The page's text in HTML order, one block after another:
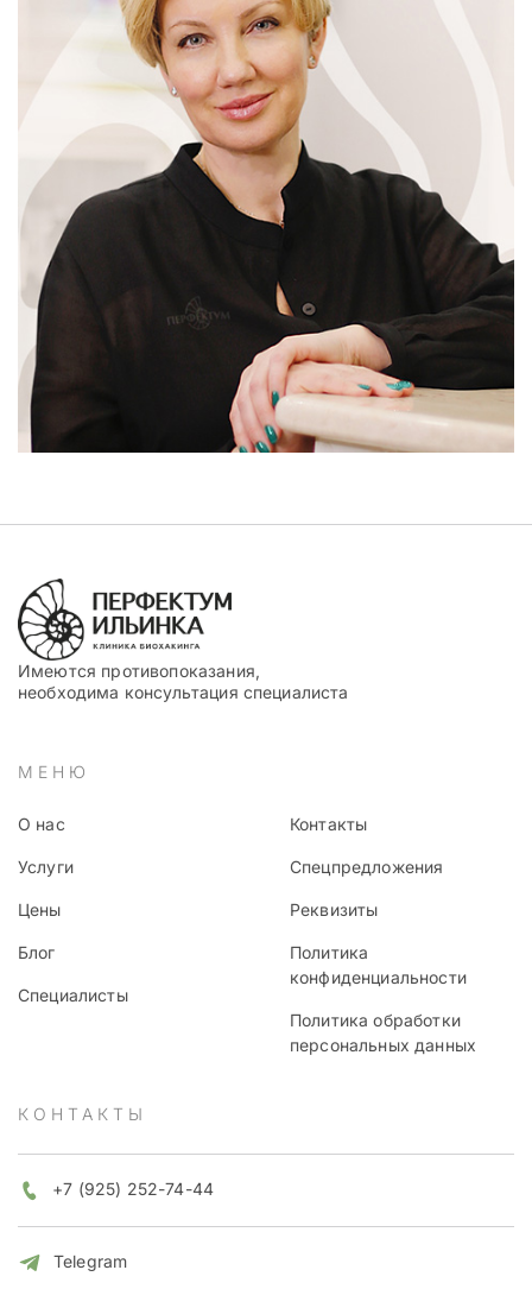
Имеются противопоказания,
необходима консультация специалиста
МЕНЮ
О нас
Услуги
Цены
Блог
Специалисты
Контакты
Спецпредложения
Реквизиты
Политика
конфиденциальности
Политика обработки
персональных данных
КОНТАКТЫ
+7 (925) 252-74-44
Telegram